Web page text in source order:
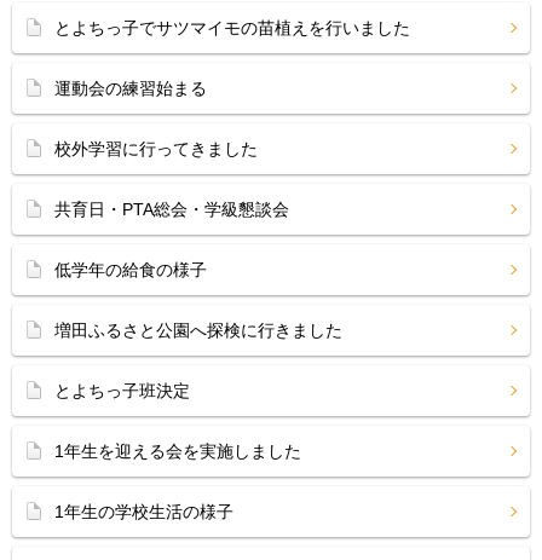
とよちっ子でサツマイモの苗植えを行いました
運動会の練習始まる
校外学習に行ってきました
共育日・PTA総会・学級懇談会
低学年の給食の様子
増田ふるさと公園へ探検に行きました
とよちっ子班決定
1年生を迎える会を実施しました
1年生の学校生活の様子